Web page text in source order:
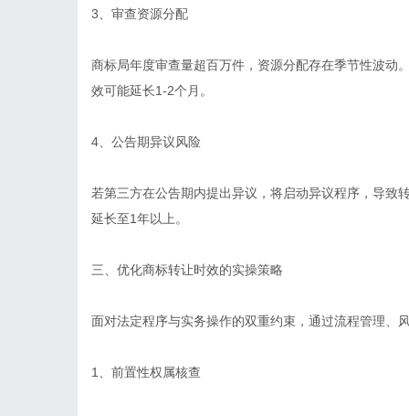
3、审查资源分配
商标局年度审查量超百万件，资源分配存在季节性波动
效可能延长1-2个月。
4、公告期异议风险
若第三方在公告期内提出异议，将启动异议程序，导致
延长至1年以上。
三、优化商标转让时效的实操策略
面对法定程序与实务操作的双重约束，通过流程管理、
1、前置性权属核查